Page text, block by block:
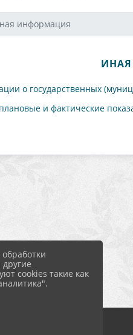
информация
о государственных
и фактические
cookies такие как